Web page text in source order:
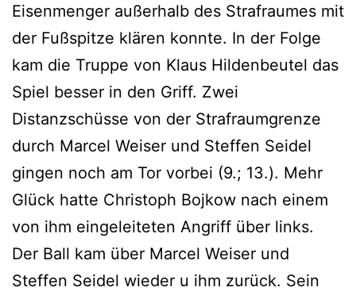
Eisenmenger außerhalb des Strafraumes mit
der Fußspitze klären konnte. In der Folge
kam die Truppe von Klaus Hildenbeutel das
Spiel besser in den Griff. Zwei
Distanzschüsse von der Strafraumgrenze
durch Marcel Weiser und Steffen Seidel
gingen noch am Tor vorbei (9.; 13.). Mehr
Glück hatte Christoph Bojkow nach einem
von ihm eingeleiteten Angriff über links.
Der Ball kam über Marcel Weiser und
Steffen Seidel wieder u ihm zurück. Sein